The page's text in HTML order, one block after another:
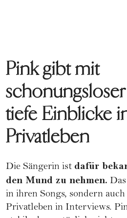
Pink gibt mit
tiefe Einblicke
Privatleben
Die Sängerin ist dafür
den Mund zu nehmen.
in ihren Songs, sondern
Privatleben in Interviews.